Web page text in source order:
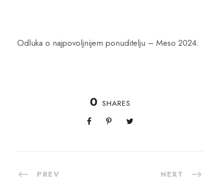
Odluka o najpovoljnijem ponuditelju – Meso 2024.
0 SHARES
PREV NEXT